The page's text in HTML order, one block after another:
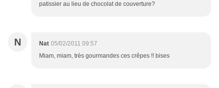
patissier au lieu de chocolat de couverture?
N Nat 05/02/2011 09:57
Miam, miam, très gourmandes ces crêpes !! bises